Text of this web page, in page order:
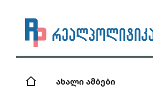
ახალი ამბები